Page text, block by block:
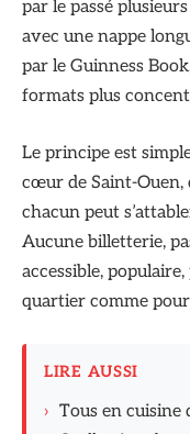
par le passé
avec une nappe
par le Guinness
formats plus
Le principe est
cœur de Saint-Ouen,
chacun peut
Aucune billetterie,
accessible,
quartier comme pour
LIRE AUSSI
› Tous en cuisine